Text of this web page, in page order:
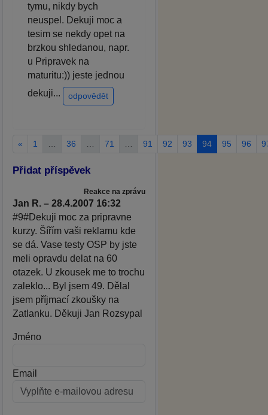
tymu, nikdy bych
neuspel. Dekuji moc a
tesim se nekdy opet na
brzkou shledanou, napr.
u Pripravek na
maturitu:)) jeste jednou
dekuji...
odpovědět
« 1 36 71 91 92 93 94 95 96
Přidat příspěvek
Reakce na zprávu
Jan R. – 28.4.2007 16:32
#9#Dekuji moc za pripravne
kurzy. Šířím vaši reklamu kde
se dá. Vase testy OSP by jste
meli opravdu delat na 60
otazek. U zkousek me to trochu
zaleklo... Byl jsem 49. Dělal
jsem příjmací zkoušky na
Zatlanku. Děkuji Jan Rozsypal
Jméno
Email